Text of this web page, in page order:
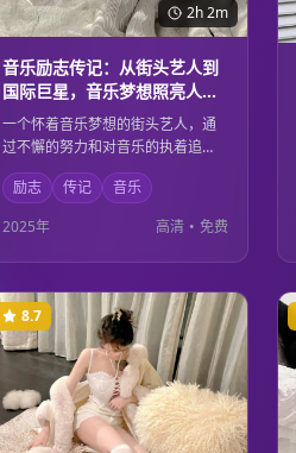
2h 2m
音乐励志传记：从街头艺人到
国际巨星，音乐梦想照亮人生
的奋斗历程
一个怀着音乐梦想的街头艺人，通
过不懈的努力和对音乐的执着追
求，最终成为了享誉国际的音乐巨
星。影片记录了他从默默无闻到光
芒万丈的奋斗历程，展现了音乐的
力量如何改变一个人的命运，激励
着每一个追梦人。
励志 传记
音乐
2025年
高清 • 免费
8.7